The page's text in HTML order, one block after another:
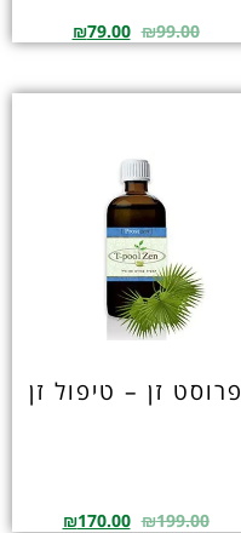
₪99.00
₪79.00
פרוסט זן – טיפול זן
₪199.00
₪170.00